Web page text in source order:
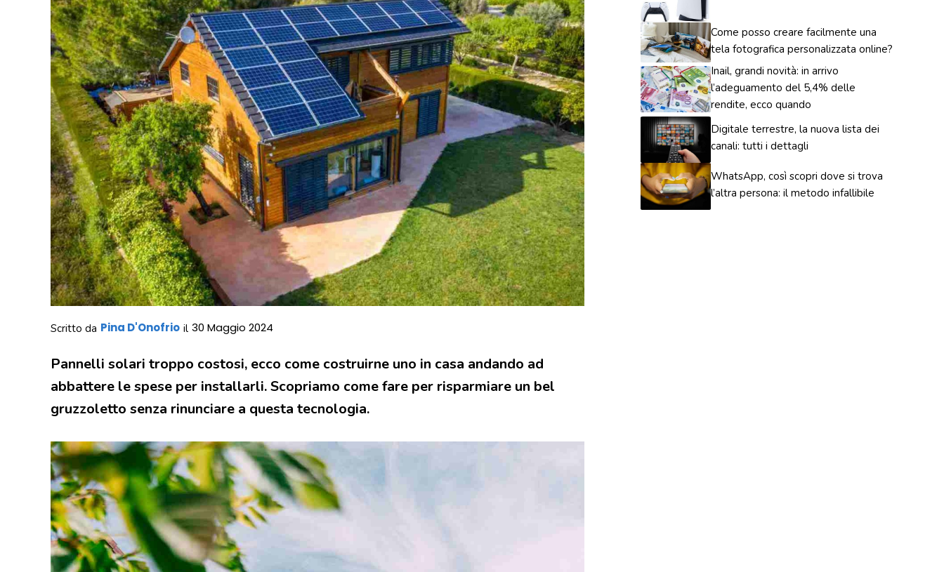
Scritto da Pina D'Onofrio il 30 Maggio 2024
Pannelli solari troppo costosi, ecco come costruirne uno in casa andando ad
abbattere le spese per installarli. Scopriamo come fare per risparmiare un bel
gruzzoletto senza rinunciare a questa tecnologia.
Come posso creare facilmente una
tela fotografica personalizzata online?
Inail, grandi novità: in arrivo
l’adeguamento del 5,4% delle
rendite, ecco quando
Digitale terrestre, la nuova lista dei
canali: tutti i dettagli
WhatsApp, così scopri dove si trova
l’altra persona: il metodo infallibile